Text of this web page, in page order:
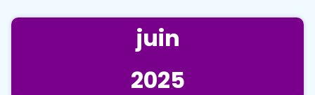
juin
2025